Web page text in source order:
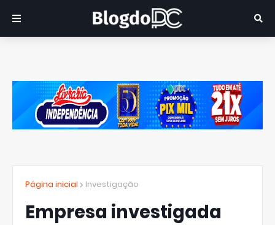
Página inicial Investigação
Empresa investigada